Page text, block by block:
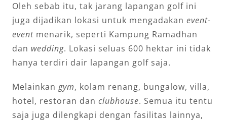
Oleh sebab itu, tak jarang lapangan golf ini
juga dijadikan lokasi untuk mengadakan event-
event menarik, seperti Kampung Ramadhan
dan wedding. Lokasi seluas 600 hektar ini tidak
hanya terdiri dair lapangan golf saja.
Melainkan gym, kolam renang, bungalow, villa,
hotel, restoran dan clubhouse. Semua itu tentu
saja juga dilengkapi dengan fasilitas lainnya,